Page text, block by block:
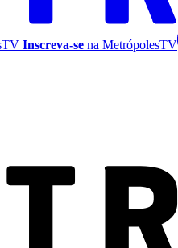
Inscreva-se na MetrópolesTV